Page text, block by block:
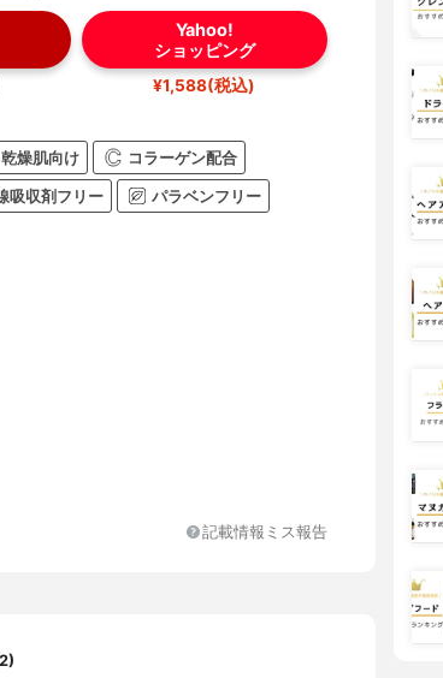
Yahoo!
ショッピング
¥1,588(税込)
乾燥肌向け コラーゲン配合
吸収剤フリー パラベンフリー
（フィトステリル／オクチルドデシル）、ジ
記載情報ミス報告